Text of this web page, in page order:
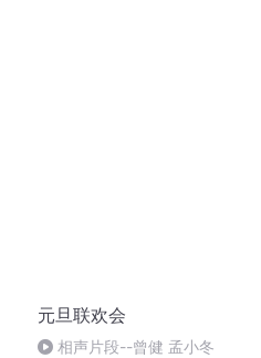
元旦联欢会
相声片段--曾健 孟小冬